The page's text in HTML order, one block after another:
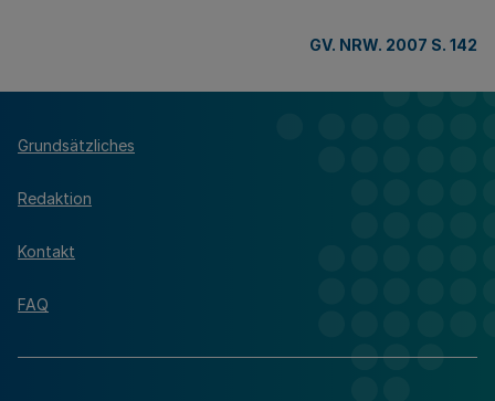
GV. NRW. 2007 S. 142
Grundsätzliches
Redaktion
Kontakt
FAQ